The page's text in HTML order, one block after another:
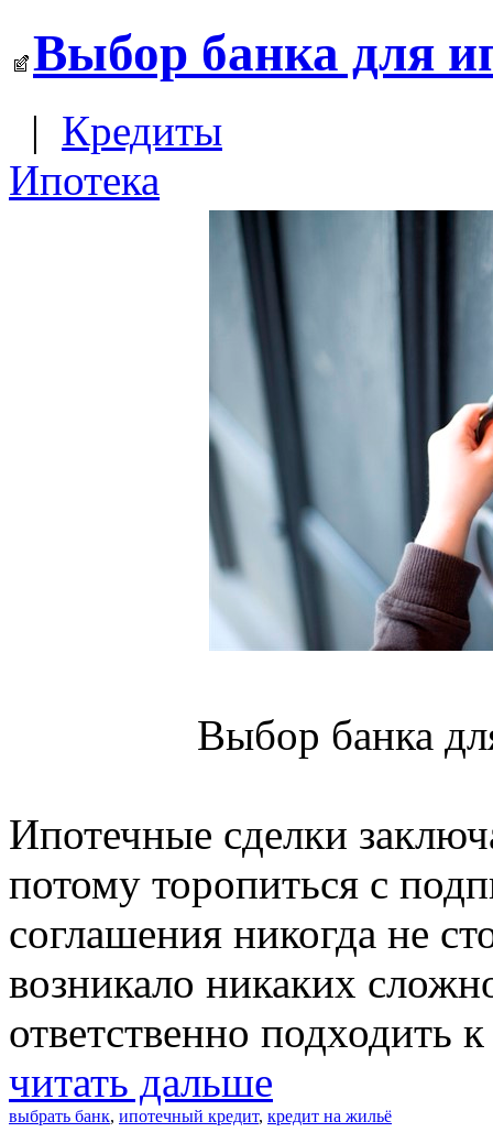
Выбор банка для
| Кредиты
Ипотека
Выбор банка
Ипотечные сделки
потому торопиться с
соглашения никогда не
возникало никаких
ответственно подходить
читать дальше
выбрать банк, ипотечный кредит, кредит на жильё